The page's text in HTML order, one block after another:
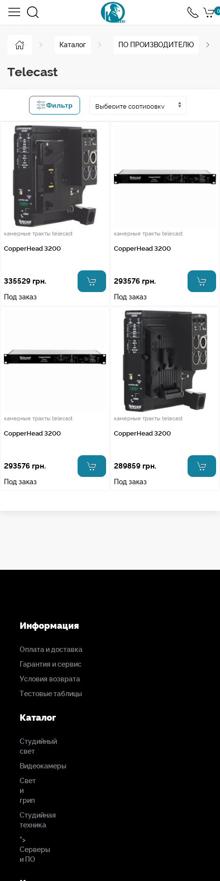
0
Каталог ПО ПРОИЗВОДИТЕЛЮ
Telecast
Фильтр
камерные тракты telecast
CopperHead 3200
335529 грн.
Под заказ
камерные тракты telecast
CopperHead 3200
293576 грн.
Под заказ
камерные тракты telecast
CopperHead 3200
293576 грн.
Под заказ
камерные тракты telecast
CopperHead 3200
289859 грн.
Под заказ
Информация
Оплата и доставка
Гарантия и сервис
Условия возврата
Тестовые таблицы
Каталог
Студийный
свет
Видеокамеры
Свет
и
грип
Студийная
техника
">
Серверы
и ПО